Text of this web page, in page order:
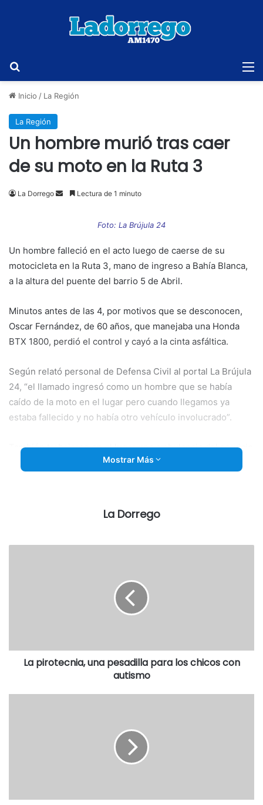
Inicio / La Región
La Región
Un hombre murió tras caer
de su moto en la Ruta 3
La Dorrego
SendLectura de 1 minuto
Foto: La Brújula 24
Un hombre falleció en el acto luego de caerse de su
motocicleta en la Ruta 3, mano de ingreso a Bahía Blanca,
a la altura del puente del barrio 5 de Abril.
Minutos antes de las 4, por motivos que se desconocen,
Oscar Fernández, de 60 años, que manejaba una Honda
BTX 1800, perdió el control y cayó a la cinta asfáltica.
Según relató personal de Defensa Civil al portal La Brújula
24, “el llamado ingresó como un hombre que se había
caído de la moto en el lugar pero cuando llegamos ya
estaba fallecido y no había otro vehículo involucrado”.
También trabajaron en el lugar una ambulancia del servicio
de emergencias SIEMPRE, Policía del Comando de
Mostrar Más
La Dorrego
La pirotecnia, una pesadilla para los chicos con
autismo